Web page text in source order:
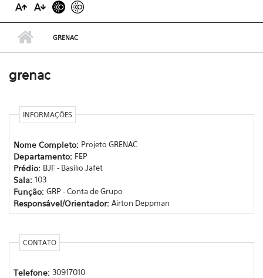
GRENAC
grenac
INFORMAÇÕES
Nome Completo: Projeto GRENAC
Departamento: FEP
Prédio: BJF - Basílio Jafet
Sala: 103
Função: GRP - Conta de Grupo
Responsável/Orientador: Airton Deppman
CONTATO
Telefone: 30917010